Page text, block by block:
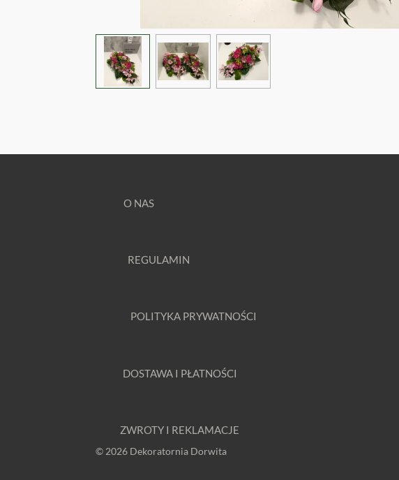
O NAS
REGULAMIN
POLITYKA PRYWATNOŚCI
DOSTAWA I PŁATNOŚCI
ZWROTY I REKLAMACJE
© 2026 Dekoratornia Dorwita